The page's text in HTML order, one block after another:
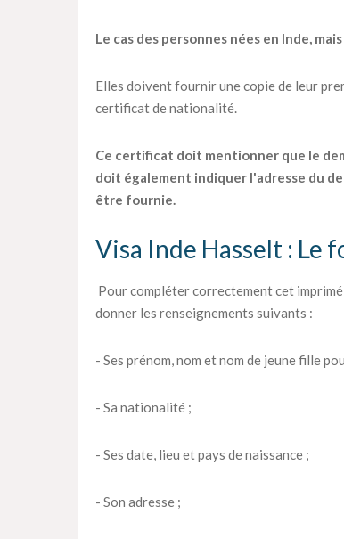
Le cas des personnes nées en Inde,
Elles doivent fournir une copie de leur
certificat de nationalité.
Ce certificat doit mentionner que le
doit également indiquer l'adresse du
être fournie.
Visa Inde Hasselt :
Pour compléter correctement cet
donner les renseignements suivants :
- Ses prénom, nom et nom de jeune fille
- Sa nationalité ;
- Ses date, lieu et pays de naissance ;
- Son adresse ;